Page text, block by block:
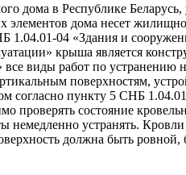
дома в Республике
элементов дома несет
1.04.01-04 «Здания и
крыша является
виды работ по устранению
поверхностям,
согласно пункту 5 СНБ
проверять состояние
немедленно устранять.
должна быть ровной,